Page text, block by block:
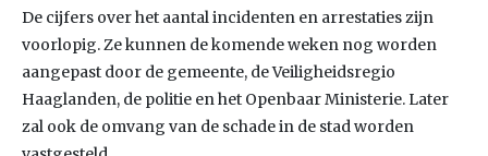
De cijfers over het aantal incidenten en arrestaties zijn
voorlopig. Ze kunnen de komende weken nog worden
aangepast door de gemeente, de Veiligheidsregio
Haaglanden, de politie en het Openbaar Ministerie. Later
zal ook de omvang van de schade in de stad worden